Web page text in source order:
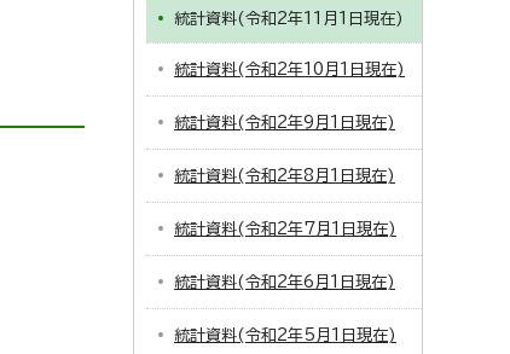
統計資料(令和2年11月1日現在)
統計資料(令和2年10月1日現在)
統計資料(令和2年9月1日現在)
統計資料(令和2年8月1日現在)
統計資料(令和2年7月1日現在)
統計資料(令和2年6月1日現在)
統計資料(令和2年5月1日現在)